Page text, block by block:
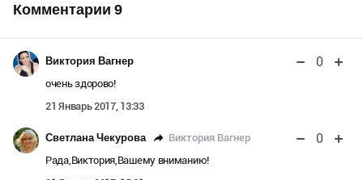
Комментарии 9
Виктория Вагнер 0
очень здорово!
21 Январь 2017, 13:33
Светлана Чекурова Виктория Вагнер 0
Рада,Виктория,Вашему вниманию!